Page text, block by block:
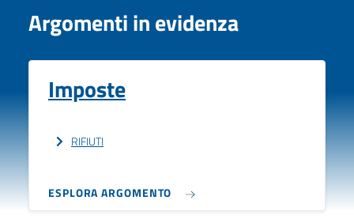
Argomenti in evidenza
Imposte
RIFIUTI
ESPLORA ARGOMENTO